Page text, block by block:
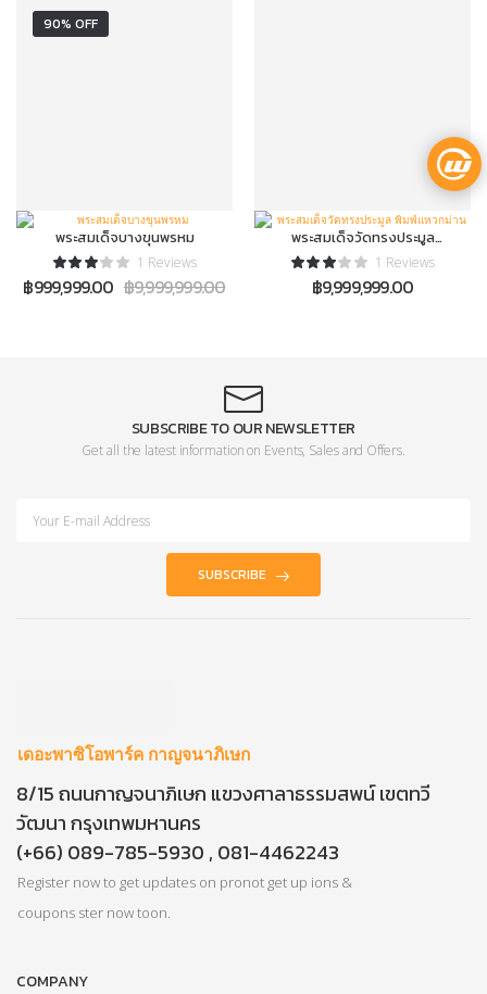
90% OFF
พระสมเด็จบางขุนพรหม
1 Reviews
฿999,999.00 ฿9,999,999.00
พระสมเด็จวัดทรงประมูล
พิมพ์แหวกม่าน1 Reviews
฿9,999,999.00
SUBSCRIBE TO OUR NEWSLETTER
Get all the latest information on Events, Sales and Offers.
SUBSCRIBE
เดอะพาซิโอพาร์ค กาญจนาภิเษก
8/15 ถนนกาญจนาภิเษก แขวงศาลาธรรมสพน์ เขตทวี
วัฒนา กรุงเทพมหานคร
(+66) 089-785-5930 , 081-4462243
Register now to get updates on pronot get up ions &
coupons ster now toon.
COMPANY